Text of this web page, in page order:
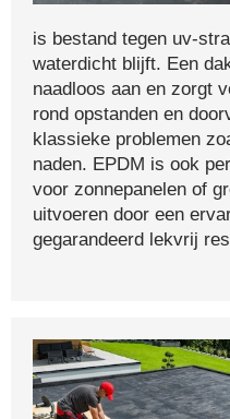
is bestand tegen uv-
waterdicht blijft. Een
naadloos aan en zorgt
rond opstanden en
klassieke problemen
naden. EPDM is ook
voor zonnepanelen of
uitvoeren door een
gegarandeerd lekvrij